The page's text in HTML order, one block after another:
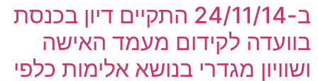
ב-24/11/14 התקיים דיון בכנסת
בוועדה לקידום מעמד האישה
ושוויון מגדרי בנושא אלימות כלפי